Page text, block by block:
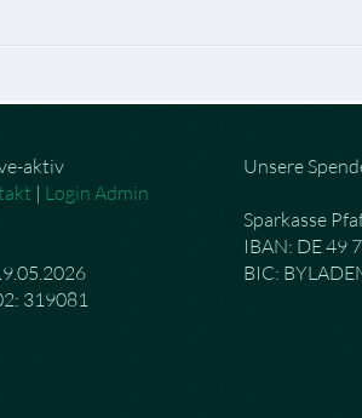
aktiv
| Login Admin
319081
Unsere
Sparkasse
IBAN: DE 49
BIC: